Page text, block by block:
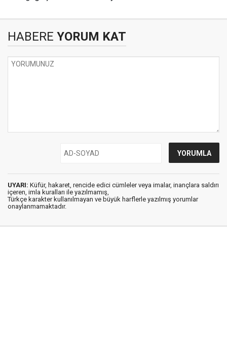
HABERE YORUM KAT
UYARI: Küfür, hakaret, rencide edici cümleler veya imalar, inançlara saldırı
içeren, imla kuralları ile yazılmamış,
Türkçe karakter kullanılmayan ve büyük harflerle yazılmış yorumlar
onaylanmamaktadır.